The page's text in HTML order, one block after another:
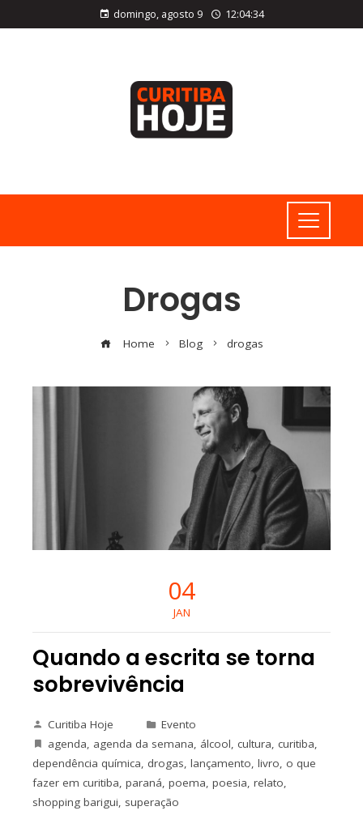
domingo, agosto 9 12:04:35
Drogas
Home Blog drogas
04
JAN
Quando a escrita se torna
sobrevivência
Curitiba Hoje
Evento
agenda, agenda da semana, álcool, cultura, curitiba,
dependência química, drogas, lançamento, livro, o que
fazer em curitiba, paraná, poema, poesia, relato,
shopping barigui, superação